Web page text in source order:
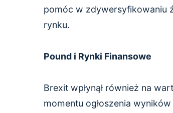
pomóc w zdywersyfikowaniu
rynku.
Pound i Rynki Finansowe
Brexit wpłynął również na
momentu ogłoszenia